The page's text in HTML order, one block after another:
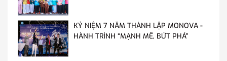
KỶ NIỆM 7 NĂM THÀNH LẬP MONOVA -
HÀNH TRÌNH “MẠNH MẼ, BỨT PHÁ”